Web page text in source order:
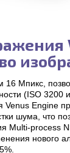
Мпикс,
(ISO 3200
Engine
шума, что
Multi-process
нового